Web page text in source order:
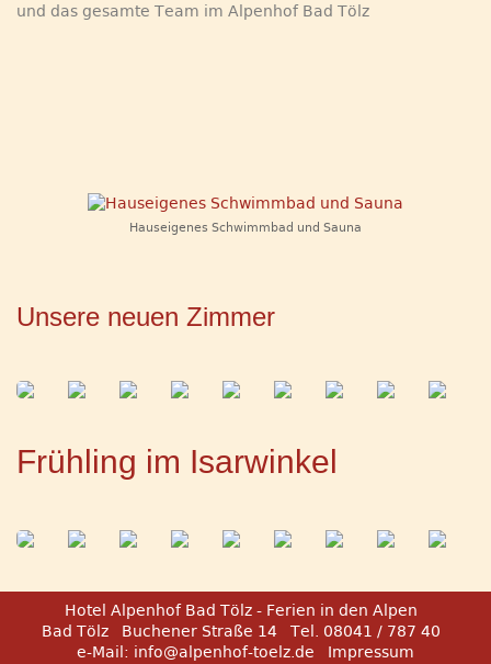
und das gesamte Team im Alpenhof Bad Tölz
Hauseigenes Schwimmbad und Sauna
Unsere neuen Zimmer
Frühling im Isarwinkel
Hotel Alpenhof Bad Tölz - Ferien in den Alpen
Bad Tölz
Buchener Straße 14
Tel. 08041 / 787 40
e-Mail: info@alpenhof-toelz.de Impressum